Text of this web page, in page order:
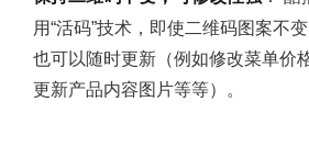
用“活码”技术，即使二维码图案不
也可以随时更新（例如修改菜单价
更新产品内容图片等等）。